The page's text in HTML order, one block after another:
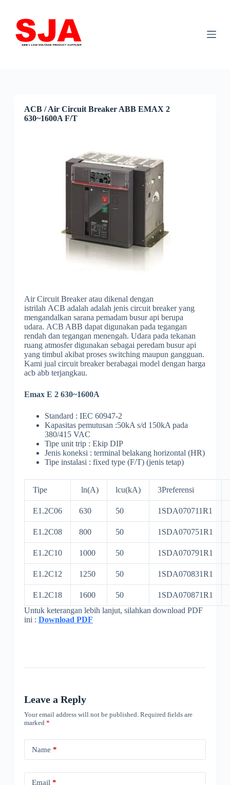
ACB / Air Circuit Breaker ABB EMAX 2
630~1600A F/T
Air Circuit Breaker atau dikenal dengan
istrilah ACB adalah adalah jenis circuit breaker yang
mengandalkan sarana pemadam busur api berupa
udara. ACB ABB dapat digunakan pada tegangan
rendah dan tegangan menengah. Udara pada tekanan
ruang atmosfer digunakan sebagai peredam busur api
yang timbul akibat proses switching maupun gangguan.
Kami jual circuit breaker berabagai model dengan harga
acb abb terjangkau.
Emax E 2 630~1600A
Standard : IEC 60947-2
Kapasitas pemutusan :50kA s/d 150kA pada
380/415 VAC
Tipe unit trip : Ekip DIP
Jenis koneksi : terminal belakang horizontal (HR)
Tipe instalasi : fixed type (F/T) (jenis tetap)
Tipe ln(A) lcu(kA) 3Preferensi
E1.2C06 630 50 1SDA070711R1
E1.2C08 800 50 1SDA070751R1
E1.2C10 1000 50 1SDA070791R1
E1.2C12 1250 50 1SDA070831R1
E1.2C18 1600 50 1SDA070871R1
Untuk keterangan lebih lanjut, silahkan download PDF
ini : Download PDF
Leave a Reply
Your email address will not be published. Required fields are
marked *
Name *
Email *